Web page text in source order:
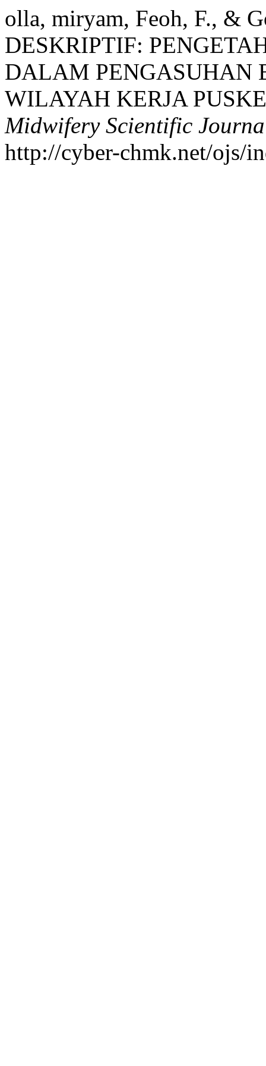
olla, miryam, Feoh, F., &
DESKRIPTIF:
DALAM PENGASUHAN
WILAYAH KERJA
Midwifery Scientific
http://cyber-chmk.net/ojs/